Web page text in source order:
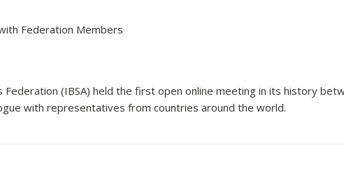
Federation Members
(IBSA) held the first open online meeting in its history
with representatives from countries around the world.